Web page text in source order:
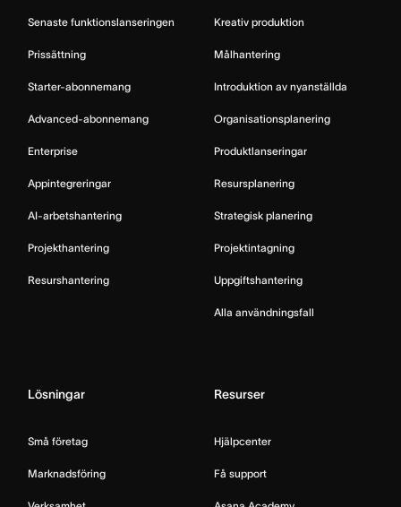
Senaste funktionslanseringen
Prissättning
Starter-abonnemang
Advanced-abonnemang
Enterprise
Appintegreringar
AI-arbetshantering
Projekthantering
Resurshantering
Kreativ produktion
Målhantering
Introduktion av nyanställda
Organisationsplanering
Produktlanseringar
Resursplanering
Strategisk planering
Projektintagning
Uppgiftshantering
Alla användningsfall
Lösningar
Små företag
Marknadsföring
Resurser
Hjälpcenter
Få support